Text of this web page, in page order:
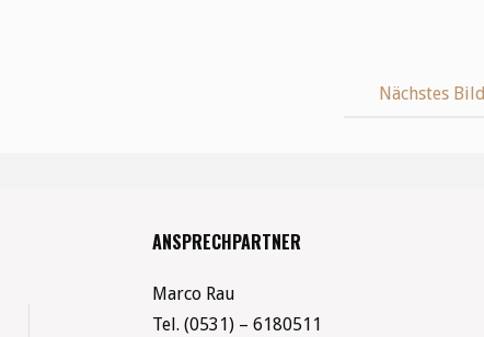
Nächstes Bild
ANSPRECHPARTNER
Marco Rau
Tel. (0531) – 6180511